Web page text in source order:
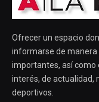
Ofrecer un espacio
informarse de manera
importantes, así como
interés, de actualidad,
deportivos.